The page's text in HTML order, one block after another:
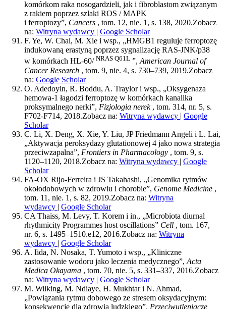
komórkom raka nosogardzieli, jak i fibroblastom związanym
z rakiem poprzez szlaki ROS / MAPK
i ferroptozy”, Cancers , tom. 12, nie. 1, s. 138, 2020.Zobacz
na: Witryna wydawcy | Google Scholar
F. Ye, W. Chai, M. Xie i wsp., „HMGB1 reguluje ferroptozę
indukowaną erastyną poprzez sygnalizację RAS-JNK/p38
w komórkach HL-60/ NRAS Q61L ”,American Journal of
Cancer Research , tom. 9, nie. 4, s. 730–739, 2019.Zobacz
na: Google Scholar
O. Adedoyin, R. Boddu, A. Traylor i wsp., „Oksygenaza
hemowa-1 łagodzi ferroptozę w komórkach kanalika
proksymalnego nerki”, Fizjologia nerek, tom. 314, nr. 5, s.
F702-F714, 2018.Zobacz na: Witryna wydawcy | Google
Scholar
C. Li, X. Deng, X. Xie, Y. Liu, JP Friedmann Angeli i L. Lai,
„Aktywacja peroksydazy glutationowej 4 jako nowa strategia
przeciwzapalna”, Frontiers in Pharmacology , tom. 9, s.
1120–1120, 2018.Zobacz na: Witryna wydawcy | Google
Scholar
FA-OX Rijo-Ferreira i JS Takahashi, „Genomika rytmów
okołodobowych w zdrowiu i chorobie”, Genome Medicine ,
tom. 11, nie. 1, s. 82, 2019.Zobacz na: Witryna
wydawcy | Google Scholar
CA Thaiss, M. Levy, T. Korem i in., „Microbiota diurnal
rhythmicity Programmes host oscillations” Cell , tom. 167,
nr. 6, s. 1495–1510.e12, 2016.Zobacz na: Witryna
wydawcy | Google Scholar
A. Iida, N. Nosaka, T. Yumoto i wsp., „Kliniczne
zastosowanie wodoru jako leczenia medycznego”, Acta
Medica Okayama , tom. 70, nie. 5, s. 331–337, 2016.Zobacz
na: Witryna wydawcy | Google Scholar
M. Wilking, M. Ndiaye, H. Mukhtar i N. Ahmad,
„Powiązania rytmu dobowego ze stresem oksydacyjnym:
konsekwencje dla zdrowia ludzkiego”, Przeciwutleniacze